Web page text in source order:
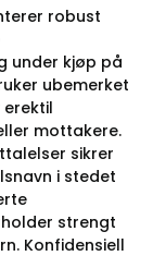
robust
under kjøp på
ubemerket
mottakere.
sikrer
i stedet
strengt
Konfidensiell